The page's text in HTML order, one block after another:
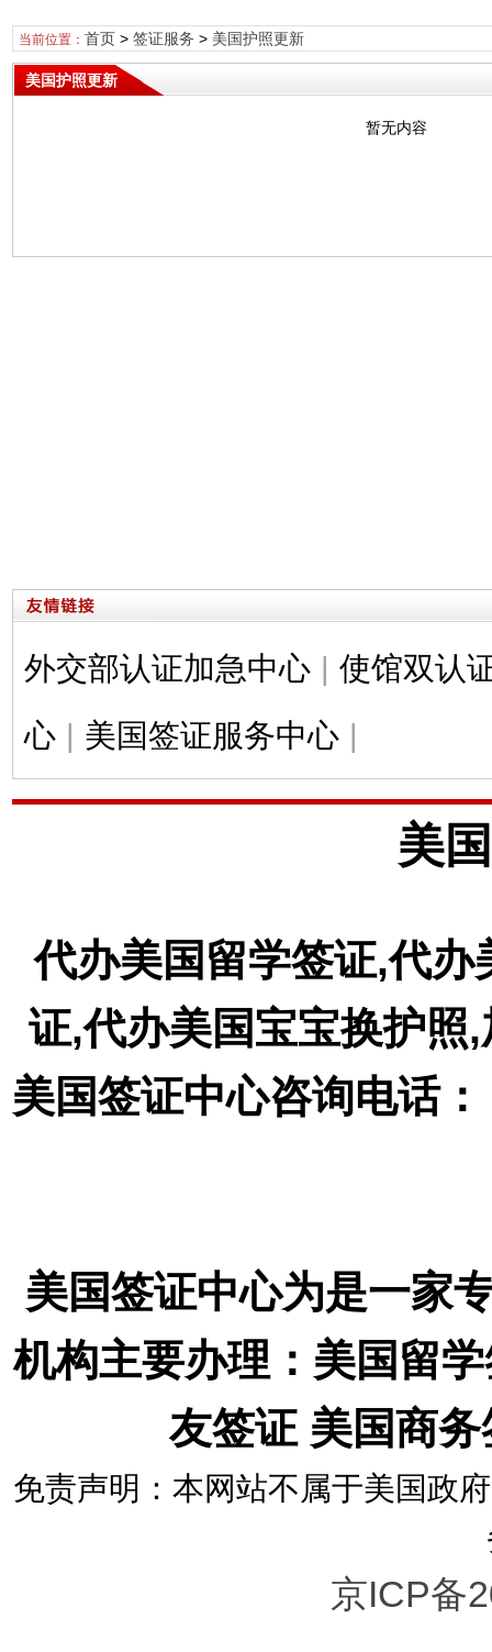
当前位置： 首页> 签证服务 > 美国护照更新
美国护照更新
暂无内容
外交部认证加急中心 | 使馆双认
心 | 美国签证服务中心 |
美国
代办美国留学签证,代
证,代办美国宝宝换护照
美国签证中心咨询电话
美国签证中心为是一家
机构主要办理：美国留
友签证 美国商
免责声明：本网站不属于美国政
京ICP备